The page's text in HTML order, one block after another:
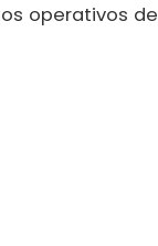
operativos de